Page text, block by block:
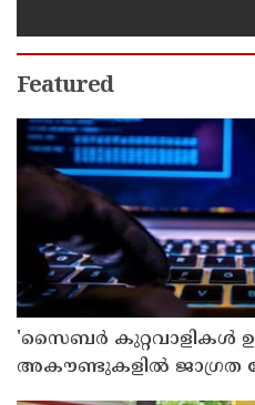
മന്ത്രിയുമായ
Featured
'സൈബര്‍ കുറ്റവാളികള്‍
അകൗണ്ടുകളില്‍ ജാഗ്രത